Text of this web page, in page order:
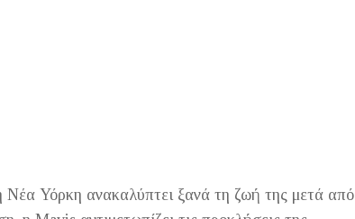
Υόρκη ανακαλύπτει ξανά τη ζωή της μετά από